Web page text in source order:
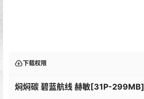
下载权限
焖焖碳 碧蓝航线 赫敏[31P-299MB]